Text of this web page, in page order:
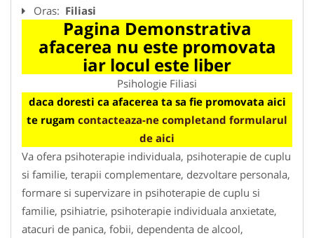
Oras: Filiasi
Pagina Demonstrativa
afacerea nu este promovata
iar locul este liber
Psihologie Filiasi
daca doresti ca afacerea ta sa fie promovata aici
te rugam contacteaza-ne completand formularul
de aici
Va ofera psihoterapie individuala, psihoterapie de cuplu
si familie, terapii complementare, dezvoltare personala,
formare si supervizare in psihoterapie de cuplu si
familie, psihiatrie, psihoterapie individuala anxietate,
atacuri de panica, fobii, dependenta de alcool,